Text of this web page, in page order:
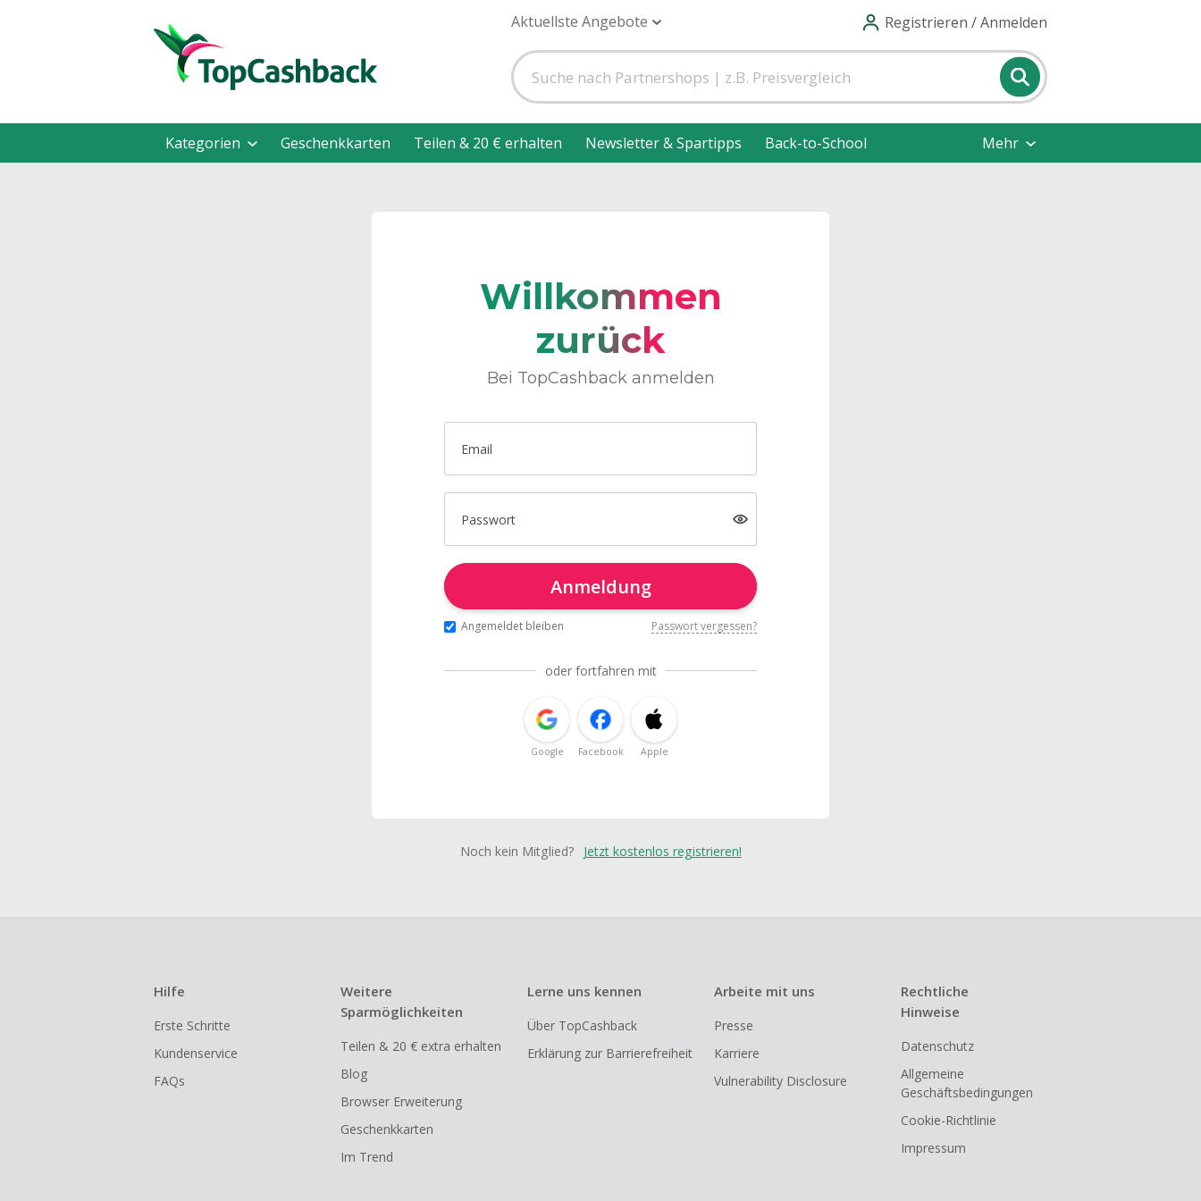
Aktuellste Angebote Registrieren / Anmelden
Kategorien Geschenkkarten Teilen & 20 € erhalten Newsletter & Spartipps Back-to-School Mehr
Willkommen
zurück
Bei TopCashback anmelden
Email
Passwort
Anmeldung
Angemeldet bleiben Passwort vergessen?
oder fortfahren mit
Google Facebook Apple
Noch kein Mitglied? Jetzt kostenlos registrieren!
Hilfe
Erste Schritte
Kundenservice
FAQs
Weitere
Sparmöglichkeiten
Teilen & 20 € extra erhalten
Blog
Browser Erweiterung
Geschenkkarten
Im Trend
Lerne uns kennen
Über TopCashback
Erklärung zur Barrierefreiheit
Arbeite mit uns
Presse
Karriere
Vulnerability Disclosure
Rechtliche
Hinweise
Datenschutz
Allgemeine
Geschäftsbedingungen
Cookie-Richtlinie
Impressum